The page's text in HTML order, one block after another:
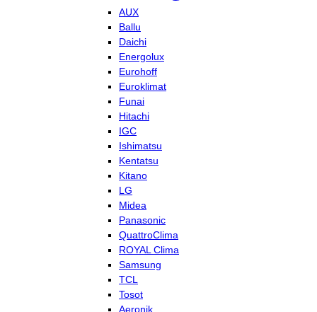
AUX
Ballu
Daichi
Energolux
Eurohoff
Euroklimat
Funai
Hitachi
IGC
Ishimatsu
Kentatsu
Kitano
LG
Midea
Panasonic
QuattroClima
ROYAL Clima
Samsung
TCL
Tosot
Aeronik